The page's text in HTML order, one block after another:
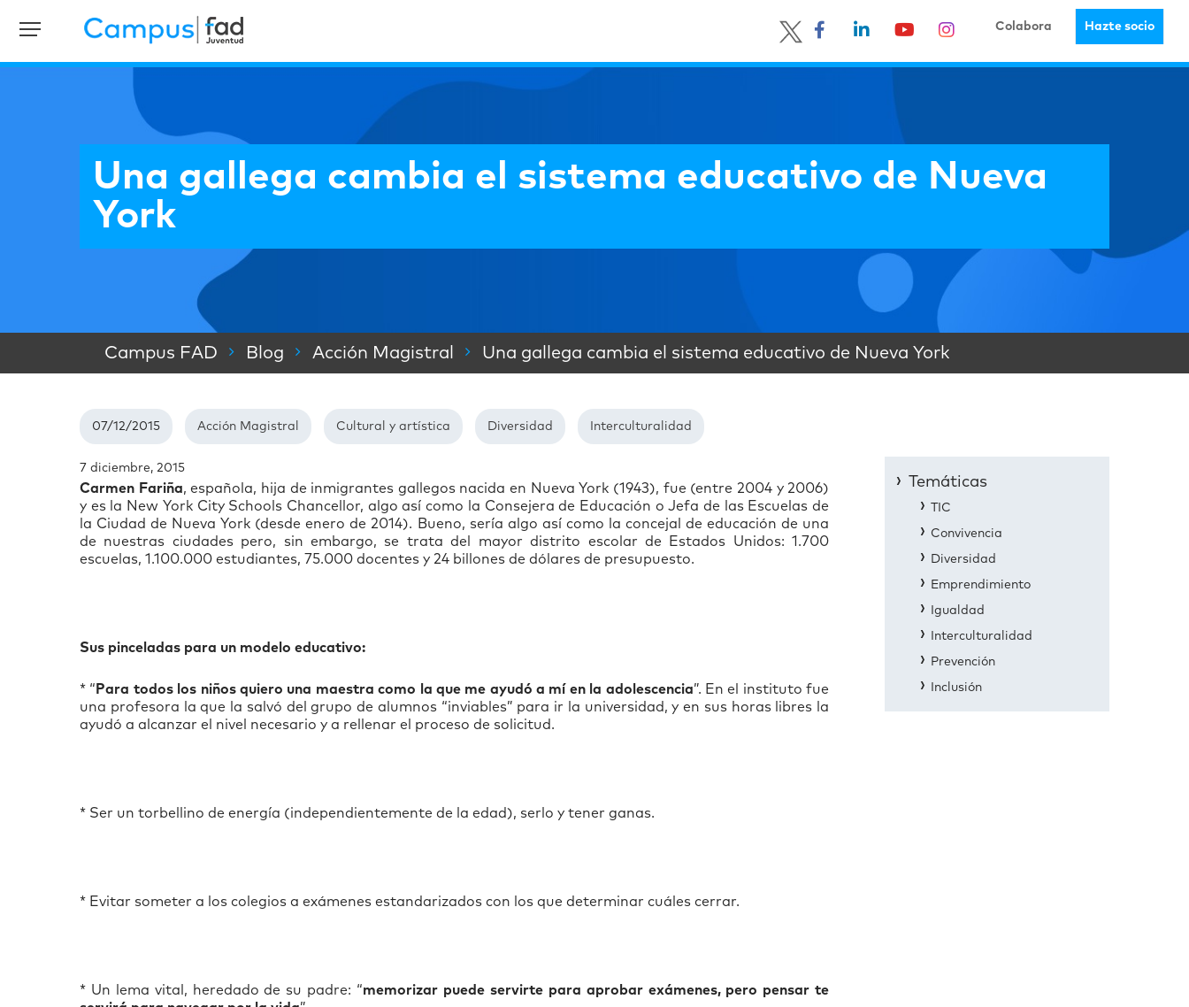
Colabora Hazte socio
Una gallega cambia el sistema educativo de Nueva
York
Campus FAD Blog Acción Magistral Una gallega cambia el sistema educativo de Nueva York
07/12/2015 Acción Magistral Cultural y artística Diversidad Interculturalidad
7 diciembre, 2015
Carmen Fariña, española, hija de inmigrantes gallegos nacida en Nueva York (1943), fue (entre 2004 y 2006)
y es la New York City Schools Chancellor, algo así como la Consejera de Educación o Jefa de las Escuelas de
la Ciudad de Nueva York (desde enero de 2014). Bueno, sería algo así como la concejal de educación de una
de nuestras ciudades pero, sin embargo, se trata del mayor distrito escolar de Estados Unidos: 1.700
escuelas, 1.100.000 estudiantes, 75.000 docentes y 24 billones de dólares de presupuesto.
Sus pinceladas para un modelo educativo:
* “ Para todos los niños quiero una maestra como la que me ayudó a mí en la adolescencia”. En el instituto fue
una profesora la que la salvó del grupo de alumnos “inviables” para ir la universidad, y en sus horas libres la
ayudó a alcanzar el nivel necesario y a rellenar el proceso de solicitud.
* Ser un torbellino de energía (independientemente de la edad), serlo y tener ganas.
* Evitar someter a los colegios a exámenes estandarizados con los que determinar cuáles cerrar.
* Un lema vital, heredado de su padre: “memorizar puede servirte para aprobar exámenes, pero pensar te
Temáticas
TIC
Convivencia
Diversidad
Emprendimiento
Igualdad
Interculturalidad
Prevención
Inclusión